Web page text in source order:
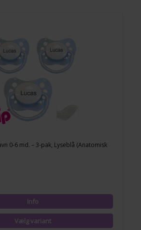
0-6 md. – 3-pak, Lyseblå (Anatomisk